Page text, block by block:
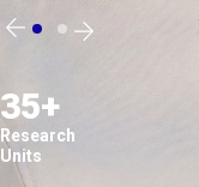
35+
Research
Units